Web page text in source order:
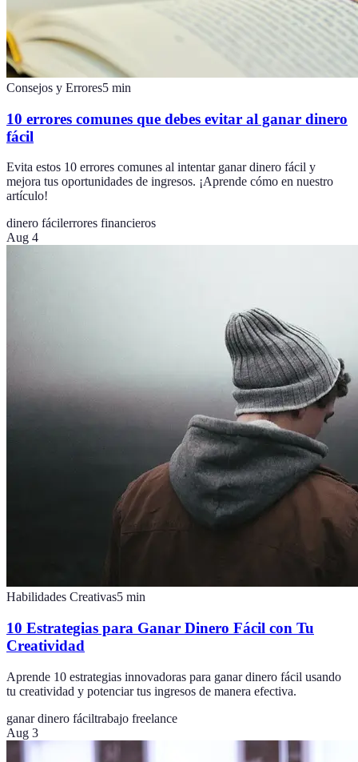
Consejos y Errores5 min
10 errores comunes que debes evitar al ganar dinero
fácil
Evita estos 10 errores comunes al intentar ganar dinero fácil y
mejora tus oportunidades de ingresos. ¡Aprende cómo en nuestro
artículo!
dinero fácilerrores financieros
Aug 4
Habilidades Creativas5 min
10 Estrategias para Ganar Dinero Fácil con Tu
Creatividad
Aprende 10 estrategias innovadoras para ganar dinero fácil usando
tu creatividad y potenciar tus ingresos de manera efectiva.
ganar dinero fáciltrabajo freelance
Aug 3